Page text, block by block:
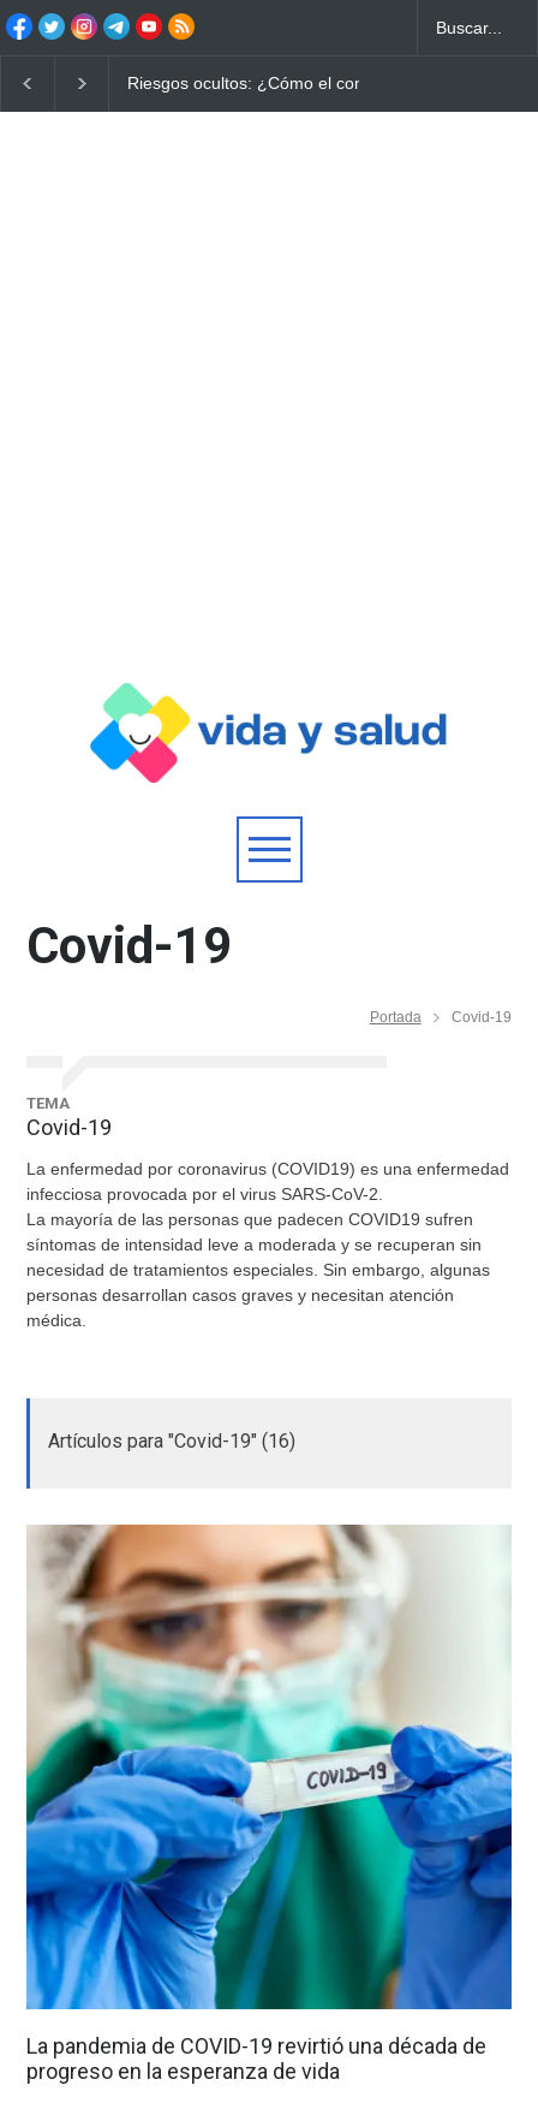
Ayuno Digital: La Estrategia Esencial para Mejorar tu
Covid-19
Portada Covid-19
TEMA
Covid-19
La enfermedad por coronavirus (COVID19) es una enfermedad
infecciosa provocada por el virus SARS-CoV-2.
La mayoría de las personas que padecen COVID19 sufren
síntomas de intensidad leve a moderada y se recuperan sin
necesidad de tratamientos especiales. Sin embargo, algunas
personas desarrollan casos graves y necesitan atención
médica.
Artículos para "Covid-19" (16)
La pandemia de COVID-19 revirtió una década de
progreso en la esperanza de vida